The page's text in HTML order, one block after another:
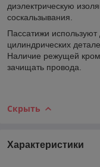
диэлектрическую
соскальзывания.
Пассатижи
цилиндрических
Наличие режущей
зачищать провода.
Скрыть
Характеристики